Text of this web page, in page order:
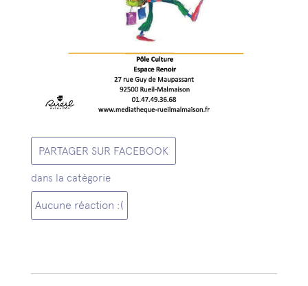
PARTAGER SUR FACEBOOK
dans la catégorie
Aucune réaction :(